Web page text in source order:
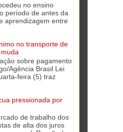
no ensino
período de antes da
aprendizagem entre
no transporte de
sobre pagamento
Agência Brasil Lei
feira (5) traz
pressionada por
de trabalho dos
de alta dos juros